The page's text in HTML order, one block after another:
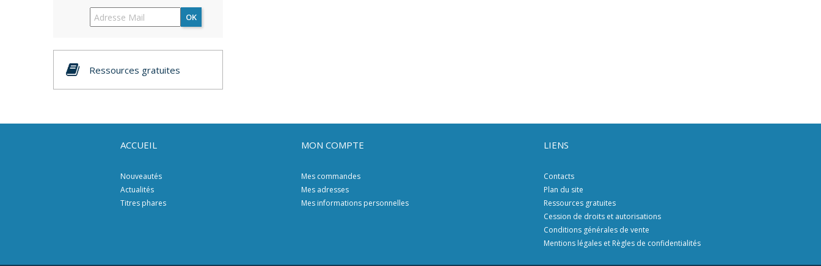
OK
Ressources gratuites
ACCUEIL
Nouveautés
Actualités
Titres phares
MON COMPTE
Mes commandes
Mes adresses
Mes informations personnelles
LIENS
Contacts
Plan du site
Ressources gratuites
Cession de droits et autorisations
Conditions générales de vente
Mentions légales et Règles de confidentialités